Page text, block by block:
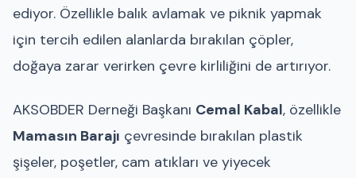
ediyor. Özellikle balık avlamak ve piknik yapmak
için tercih edilen alanlarda bırakılan çöpler,
doğaya zarar verirken çevre kirliliğini de artırıyor.
AKSOBDER Derneği Başkanı Cemal Kabal, özellikle
Mamasın Barajı çevresinde bırakılan plastik
şişeler, poşetler, cam atıkları ve yiyecek